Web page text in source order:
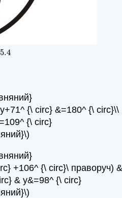
4
4
{\ circ} &=180^ {\ circ}\\
{\ circ}
+106^ {\ circ}\ праворуч)
& y&=98^ {\ circ}